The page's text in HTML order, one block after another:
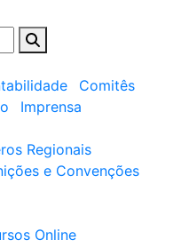
Comitês
Imprensa
Regionais
e Convenções
Online